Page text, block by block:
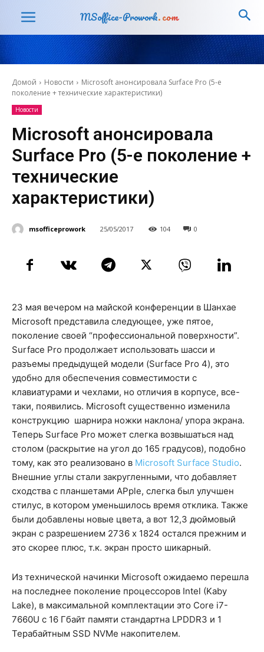
MSoffice-Prowork.com
Домой Новости
Microsoft анонсировала Surface Pro (5-е
поколение + технические характеристики)
Новости
Microsoft анонсировала
Surface Pro (5-е поколение +
технические
характеристики)
msofficeprowork 25/05/2017 104 0
23 мая вечером на майской конференции в Шанхае
Microsoft представила следующее, уже пятое,
поколение своей “профессиональной поверхности”.
Surface Pro продолжает использовать шасси и
разъемы предыдущей модели (Surface Pro 4), это
удобно для обеспечения совместимости с
клавиатурами и чехлами, но отличия в корпусе, все-
таки, появились. Microsoft существенно изменила
конструкцию шарнира ножки наклона/ упора экрана.
Теперь Surface Pro может слегка возвышаться над
столом (раскрытие на угол до 165 градусов), подобно
тому, как это реализовано в Microsoft Surface Studio.
Внешние углы стали закругленными, что добавляет
сходства с планшетами APple, слегка был улучшен
стилус, в котором уменьшилось время отклика. Также
были добавлены новые цвета, а вот 12,3 дюймовый
экран с разрешением 2736 x 1824 остался прежним и
это скорее плюс, т.к. экран просто шикарный.
Из технической начинки Microsoft ожидаемо перешла
на последнее поколение процессоров Intel (Kaby
Lake), в максимальной комплектации это Core i7-
7660U с 16 Гбайт памяти стандартна LPDDR3 и 1
Терабайтным SSD NVMe накопителем.